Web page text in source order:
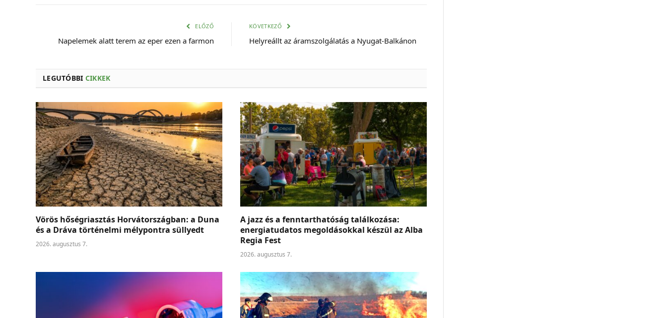
ELŐZŐ
Napelemek alatt terem az eper ezen a farmon
KÖVETKEZŐ
Helyreállt az áramszolgálatás a Nyugat-Balkánon
LEGUTÓBBI CIKKEK
Vörös hőségriasztás Horvátországban: a Duna
és a Dráva történelmi mélypontra süllyedt
2026. augusztus 7.
A jazz és a fenntarthatóság találkozása:
energiatudatos megoldásokkal készül az Alba
Regia Fest
2026. augusztus 7.